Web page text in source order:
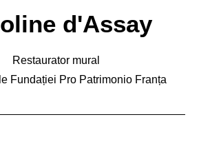
d'Assay
Restaurator mural
Fundației Pro Patrimonio Franța